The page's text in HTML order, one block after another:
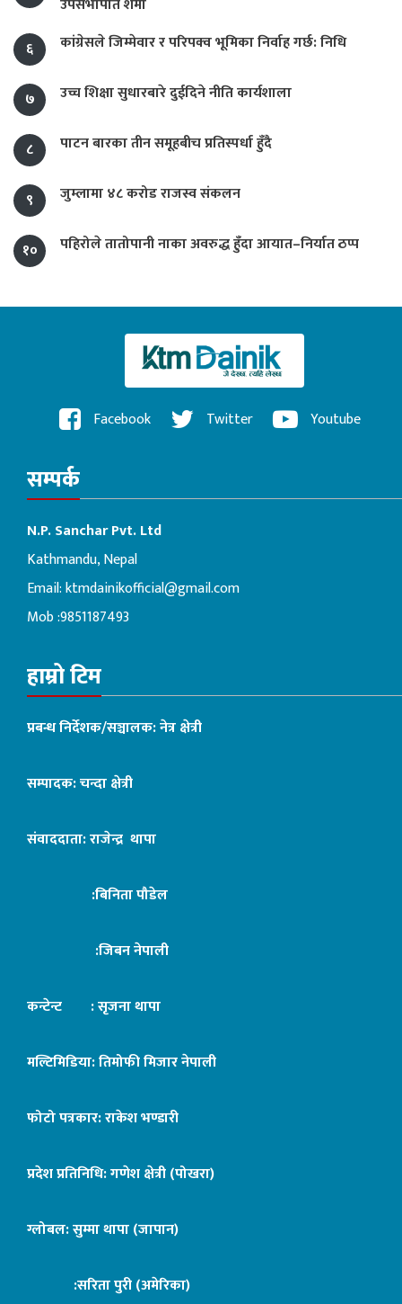
उपसभापति शर्मा
६
कांग्रेसले जिम्मेवार र परिपक्व भूमिका निर्वाह गर्छ: निधि
७ उच्च शिक्षा सुधारबारे दुईदिने नीति कार्यशाला
८ पाटन बारका तीन समूहबीच प्रतिस्पर्धा हुँदै
९ जुम्लामा ४८ करोड राजस्व संकलन
१० पहिरोले तातोपानी नाका अवरुद्ध हुँदा आयात–निर्यात ठप्प
Facebook Twitter Youtube
सम्पर्क
N.P. Sanchar Pvt. Ltd
Kathmandu, Nepal
Email:ktmdainikofficial@gmail.com
Mob :9851187493
हाम्रो टिम
प्रबन्ध निर्देशक/सञ्चालक: नेत्र क्षेत्री
सम्पादक: चन्दा क्षेत्री
संवाददाता: राजेन्द्र थापा
:बिनिता पौडेल
:जिबन नेपाली
कन्टेन्ट : सृजना थापा
मल्टिमिडिया: तिमोफी मिजार नेपाली
फोटो पत्रकार: राकेश भण्डारी
प्रदेश प्रतिनिधि: गणेश क्षेत्री (पोखरा)
ग्लोबल: सुम्मा थापा (जापान)
:सरिता पुरी (अमेरिका)